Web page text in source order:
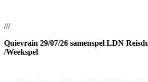
///
Quievrain 29/07/26 samenspel LDN
/Weekspel